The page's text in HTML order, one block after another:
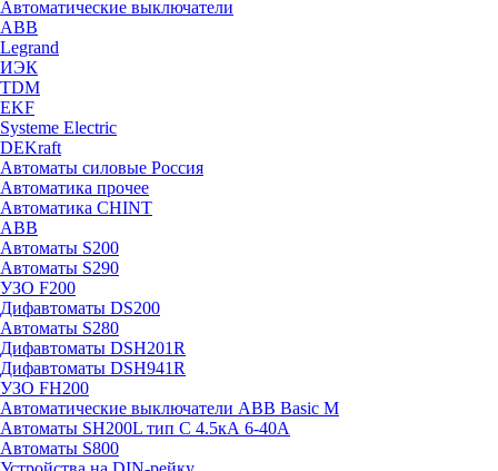
Автоматические выключатели
ABB
Legrand
ИЭК
TDM
EKF
Systeme Electric
DEKraft
Автоматы силовые Россия
Автоматика прочее
Автоматика CHINT
ABB
Автоматы S200
Автоматы S290
УЗО F200
Дифавтоматы DS200
Автоматы S280
Дифавтоматы DSH201R
Дифавтоматы DSH941R
УЗО FH200
Автоматические выключатели ABB Basic M
Автоматы SH200L тип С 4.5кА 6-40А
Автоматы S800